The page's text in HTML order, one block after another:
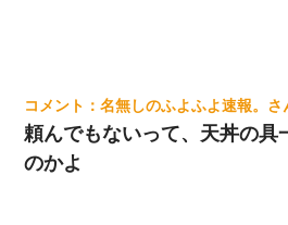
名無しのふよふよ速報。
頼んでもないって、天丼の具
のかよ